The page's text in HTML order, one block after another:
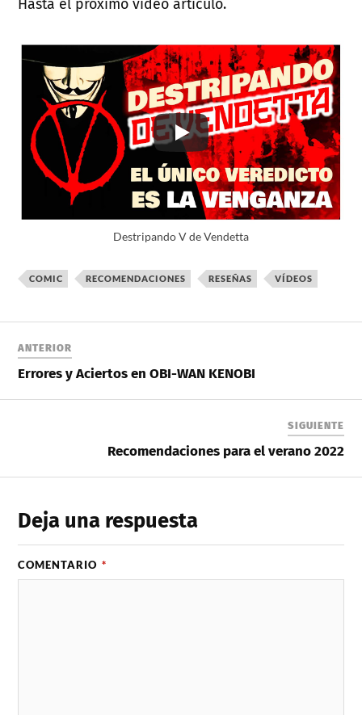
Hasta el próximo video artículo.
Destripando V de Vendetta
COMIC RECOMENDACIONES RESEÑAS VÍDEOS
ANTERIOR
Errores y Aciertos en OBI-WAN KENOBI
SIGUIENTE
Recomendaciones para el verano 2022
Deja una respuesta
COMENTARIO *